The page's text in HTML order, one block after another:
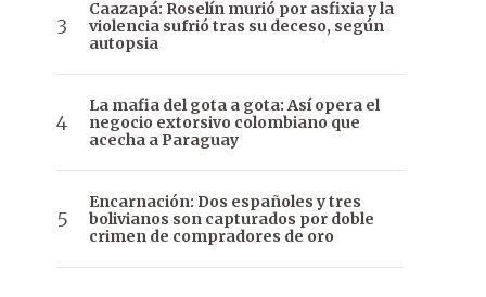
Caazapá: Roselín murió por asfixia y la
violencia sufrió tras su deceso, según
autopsia
La mafia del gota a gota: Así opera el
negocio extorsivo colombiano que
acecha a Paraguay
Encarnación: Dos españoles y tres
bolivianos son capturados por doble
crimen de compradores de oro